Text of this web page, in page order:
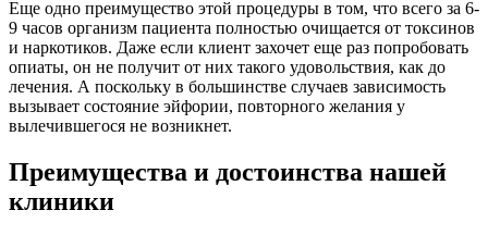
Еще одно преимущество этой процедуры в том, что всего за 6-
9 часов организм пациента полностью очищается от токсинов
и наркотиков. Даже если клиент захочет еще раз попробовать
опиаты, он не получит от них такого удовольствия, как до
лечения. А поскольку в большинстве случаев зависимость
вызывает состояние эйфории, повторного желания у
вылечившегося не возникнет.
Преимущества и достоинства нашей
клиники